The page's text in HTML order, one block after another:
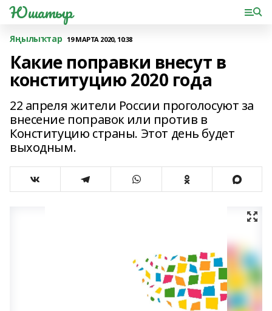
Юшатыр
Яңылыҡтар 19 МАРТА 2020, 10:38
Какие поправки внесут в
конституцию 2020 года
22 апреля жители России проголосуют за
внесение поправок или против в
Конституцию страны. Этот день будет
выходным.